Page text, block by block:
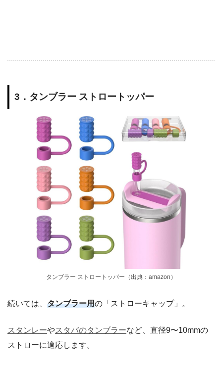
3．タンブラー ストロートッパー
タンブラー ストロートッパー（出典：amazon）
続いては、 タンブラー用の「ストローキャップ」。
スタンレーやスタバのタンブラーなど、直径9〜10mmの
ストローに適応します。